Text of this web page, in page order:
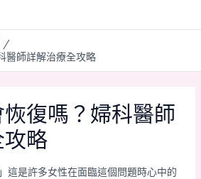
醫師詳解治療全攻略
復嗎？婦科醫師
略
這是許多女性在面臨這個問題時心中的